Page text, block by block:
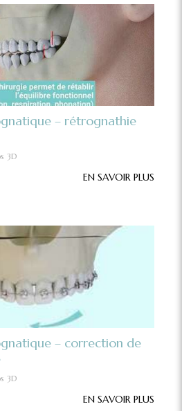
– rétrognathie
3D
EN SAVOIR PLUS
– correction de
3D
EN SAVOIR PLUS